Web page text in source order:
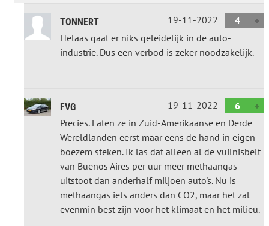
TONNERT 19-11-2022
4
Helaas gaat er niks geleidelijk in de auto-
industrie. Dus een verbod is zeker noodzakelijk.
FVG 19-11-2022
6
Precies. Laten ze in Zuid-Amerikaanse en Derde
Wereldlanden eerst maar eens de hand in eigen
boezem steken. Ik las dat alleen al de vuilnisbelt
van Buenos Aires per uur meer methaangas
uitstoot dan anderhalf miljoen auto's. Nu is
methaangas iets anders dan CO2, maar het zal
evenmin best zijn voor het klimaat en het milieu.